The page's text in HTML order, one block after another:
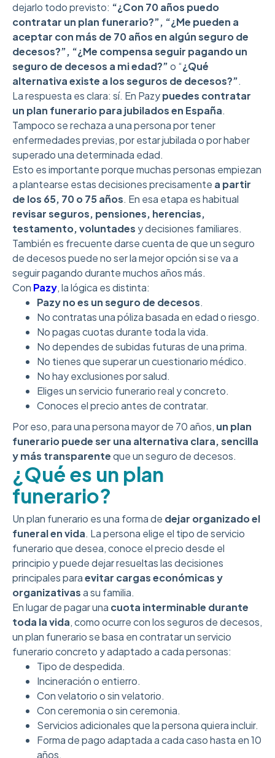
dejarlo todo previsto: “¿Con 70 años puedo
contratar un plan funerario?”, “¿Me pueden a
aceptar con más de 70 años en algún seguro de
decesos?”, “¿Me compensa seguir pagando un
seguro de decesos a mi edad?”o “¿Qué
alternativa existe a los seguros de decesos?”.
La respuesta es clara: sí. En Pazypuedes contratar
un plan funerario para jubilados en España.
Tampoco se rechaza a una persona por tener
enfermedades previas, por estar jubilada o por haber
superado una determinada edad.
Esto es importante porque muchas personas empiezan
a plantearse estas decisiones precisamente a partir
de los 65, 70 o 75 años. En esa etapa es habitual
revisarseguros, pensiones, herencias,
testamento, voluntades y decisiones familiares.
También es frecuente darse cuenta de que un seguro
de decesos puede no ser la mejor opción si se va a
seguir pagando durante muchos años más.
Con Pazy, la lógica es distinta:
Pazy no es un seguro de decesos.
No contratas una póliza basada en edad o riesgo.
No pagas cuotas durante toda la vida.
No dependes de subidas futuras de una prima.
No tienes que superar un cuestionario médico.
No hay exclusiones por salud.
Eliges un servicio funerario real y concreto.
Conoces el precio antes de contratar.
Por eso, para una persona mayor de 70 años, un plan
funerario puede ser una alternativa clara, sencilla
y más transparenteque un seguro de decesos.
¿Qué es un plan
funerario?
Un plan funerario es una forma de dejar organizado el
funeral en vida. La persona elige el tipo de servicio
funerario que desea, conoce el precio desde el
principio y puede dejar resueltas las decisiones
principales paraevitar cargas económicas y
organizativasa su familia.
En lugar de pagar una cuota interminable durante
toda la vida, como ocurre con los seguros de decesos,
un plan funerario se basa en contratar un servicio
funerario concreto y adaptado a cada personas:
Tipo de despedida.
Incineración o entierro.
Con velatorio o sin velatorio.
Con ceremonia o sin ceremonia.
Servicios adicionales que la persona quiera incluir.
Forma de pago adaptada a cada caso hasta en 10
años.